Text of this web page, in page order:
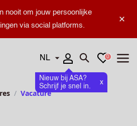
×
nooit om jouw persoonlijke
via social platforms.
Talen
Nieuw bij ASA?
Schrijf je snel in.
x
Zoeken openen
Favorieten
0
Vacature